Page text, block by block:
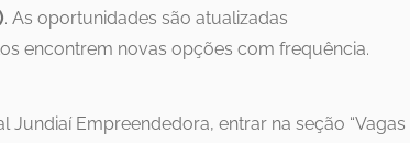
. As oportunidades são atualizadas
encontrem novas opções com frequência.
Jundiaí Empreendedora, entrar na seção “Vagas